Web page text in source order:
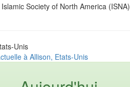
Society of North America (ISNA)
Unis
à Allison, Etats-Unis